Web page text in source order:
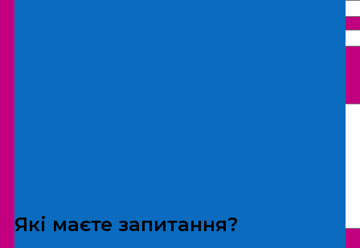
Які маєте запитання?